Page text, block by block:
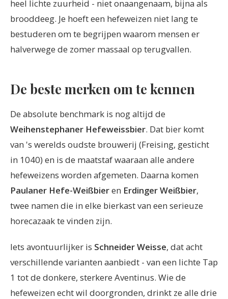
heel lichte zuurheid - niet onaangenaam, bijna als
brooddeeg. Je hoeft een hefeweizen niet lang te
bestuderen om te begrijpen waarom mensen er
halverwege de zomer massaal op terugvallen.
De beste merken om te kennen
De absolute benchmark is nog altijd de
Weihenstephaner Hefeweissbier. Dat bier komt
van 's werelds oudste brouwerij (Freising, gesticht
in 1040) en is de maatstaf waaraan alle andere
hefeweizens worden afgemeten. Daarna komen
Paulaner Hefe-Weißbieren Erdinger Weißbier,
twee namen die in elke bierkast van een serieuze
horecazaak te vinden zijn.
Iets avontuurlijker is Schneider Weisse, dat acht
verschillende varianten aanbiedt - van een lichte Tap
1 tot de donkere, sterkere Aventinus. Wie de
hefeweizen echt wil doorgronden, drinkt ze alle drie